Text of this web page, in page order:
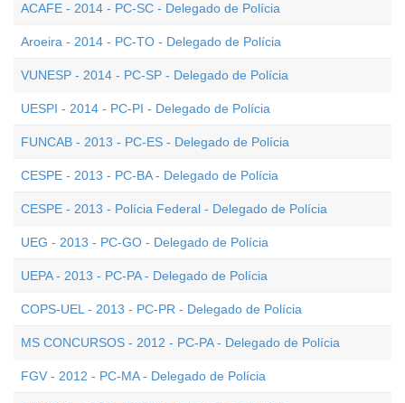
ACAFE - 2014 - PC-SC - Delegado de Polícia
Aroeira - 2014 - PC-TO - Delegado de Polícia
VUNESP - 2014 - PC-SP - Delegado de Polícia
UESPI - 2014 - PC-PI - Delegado de Polícia
FUNCAB - 2013 - PC-ES - Delegado de Polícia
CESPE - 2013 - PC-BA - Delegado de Polícia
CESPE - 2013 - Polícia Federal - Delegado de Polícia
UEG - 2013 - PC-GO - Delegado de Polícia
UEPA - 2013 - PC-PA - Delegado de Polícia
COPS-UEL - 2013 - PC-PR - Delegado de Polícia
MS CONCURSOS - 2012 - PC-PA - Delegado de Polícia
FGV - 2012 - PC-MA - Delegado de Polícia